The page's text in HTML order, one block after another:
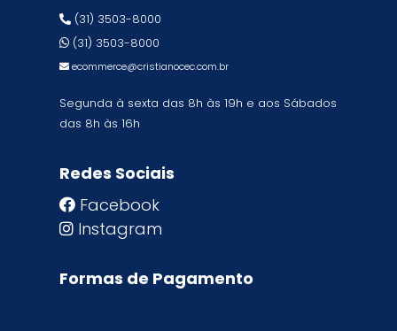
(31) 3503-8000
(31) 3503-8000
ecommerce@cristianocec.com.br
Segunda à sexta das 8h às 19h e aos Sábados
das 8h às 16h
Redes Sociais
Facebook
Instagram
Formas de Pagamento